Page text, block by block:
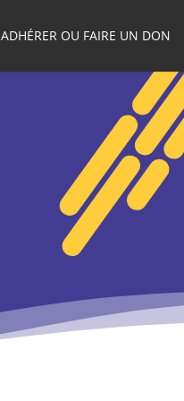
ADHÉRER OU FAIRE UN DON